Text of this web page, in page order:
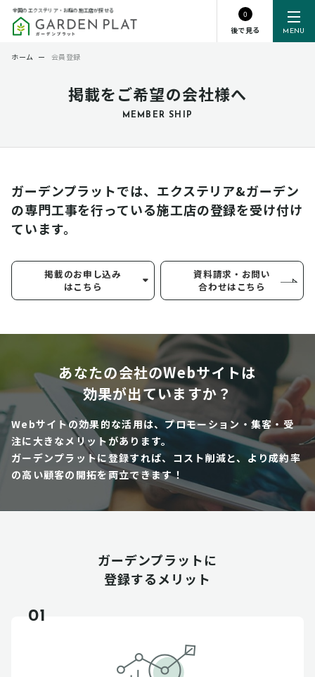
MENU
全国のエクステリア・お庭の施工店が探せる
0
後で見る
掲載をご希望の会社様へ
MEMBER SHIP
ホーム ー 会員登録
ガーデンプラットでは、エクステリア&ガーデン
の専門工事を行っている施工店の登録を受け付け
ています。
掲載のお申し込み
はこちら
資料請求・お問い
合わせはこちら
あなたの会社のWebサイトは
効果が出ていますか？
Webサイトの効果的な活用は、プロモーション・集客・受
注に大きなメリットがあります。
ガーデンプラットに登録すれば、コスト削減と、より成約率
の高い顧客の開拓を両立できます！
ガーデンプラットに
登録するメリット
01